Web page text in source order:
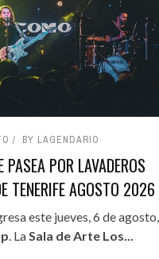
BY LAGENDARIO
POR LAVADEROS
TENERIFE AGOSTO 2026
este jueves, 6 de agosto,
. LaSala de Arte Los...